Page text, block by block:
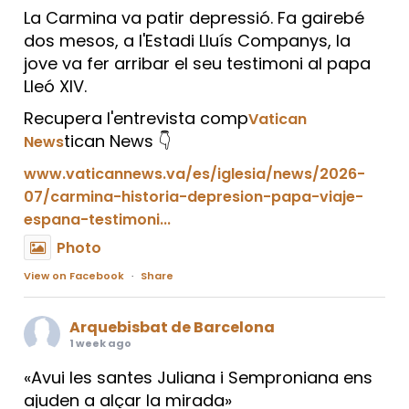
La Carmina va patir depressió. Fa gairebé
dos mesos, a l'Estadi Lluís Companys, la
jove va fer arribar el seu testimoni al papa
Lleó XIV.
Recupera l'entrevista compVatican
Newstican News 👇
www.vaticannews.va/es/iglesia/news/2026-
07/carmina-historia-depresion-papa-viaje-
espana-testimoni...
Photo
View on Facebook · Share
Arquebisbat de Barcelona
1 week ago
«Avui les santes Juliana i Semproniana ens
ajuden a alçar la mirada»